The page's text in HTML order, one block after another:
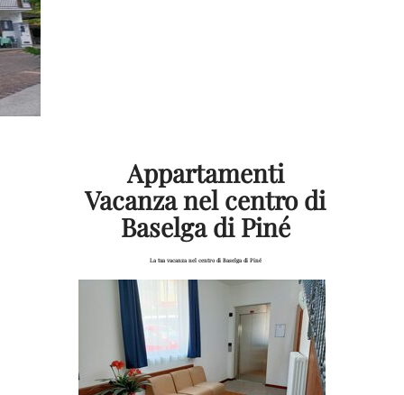
Appartamenti
Vacanza nel centro di
Baselga di Piné
La tua vacanza nel centro di Baselga di Piné